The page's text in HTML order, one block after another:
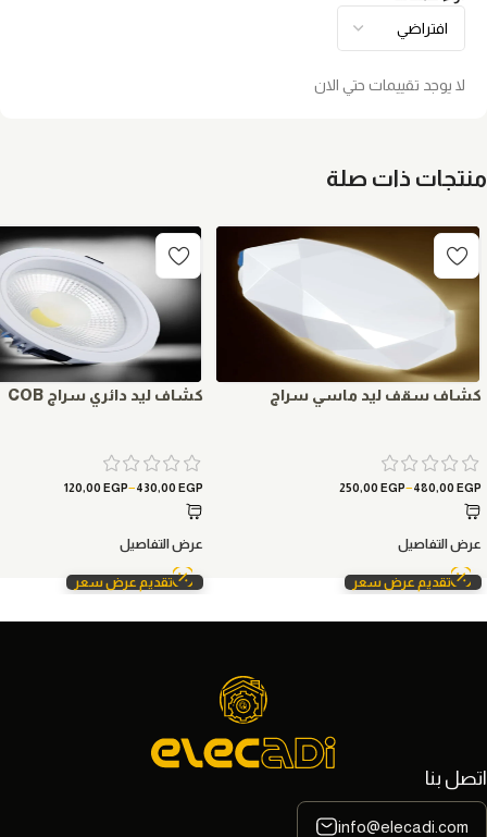
لا يوجد تقييمات حتي الان
منتجات ذات صلة
كشاف سقف ليد ماسي سراج
250,00 EGP–480,00 EGP
عرض التفاصيل
تقديم عرض سعر
كشاف ليد دائري سراج COB
120,00 EGP–430,00 EGP
عرض التفاصيل
تقديم عرض سعر
اتصل بنا
info@elecadi.com